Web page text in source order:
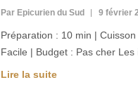
Par Epicurien du Sud 9 février
Préparation : 10 min |
Facile | Budget : Pas cher
Lire la suite